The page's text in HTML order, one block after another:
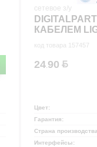
сетевое з/у
КАБЕЛЕМ
код товара 157457
24.90
Цвет:
Гарантия:
Страна
Интерфейсы: